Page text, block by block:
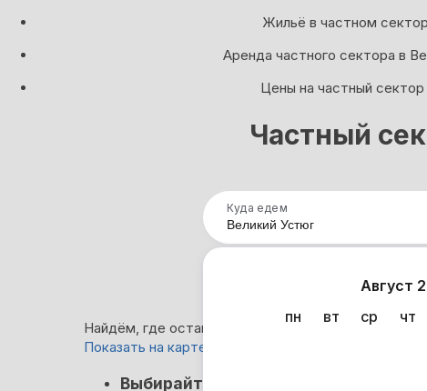
Жильё в частном
Аренда частного сектора в
Цены на частный
Частный
Куда едем
Август
пн
вт ср чт
Найдём, где остановиться в Великом Устюге: 257
Показать на карте
Выбирайте лучшее